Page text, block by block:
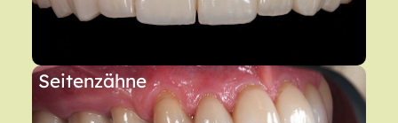
Seitenzähne